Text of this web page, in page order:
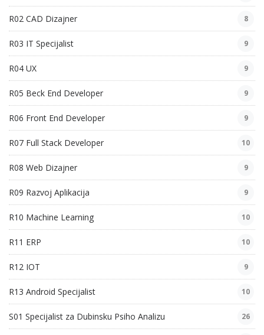
R02 CAD Dizajner 8
R03 IT Specijalist 9
R04 UX 9
R05 Beck End Developer 9
R06 Front End Developer 9
R07 Full Stack Developer 10
R08 Web Dizajner 9
R09 Razvoj Aplikacija 9
R10 Machine Learning 10
R11 ERP 10
R12 IOT 9
R13 Android Specijalist 10
S01 Specijalist za Dubinsku Psiho Analizu 26